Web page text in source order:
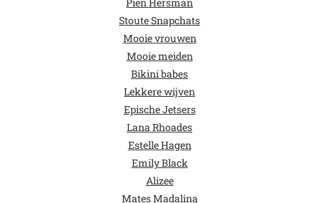
Stoute Snapchats
Mooie vrouwen
Mooie meiden
Bikini babes
Lekkere wijven
Epische Jetsers
Lana Rhoades
Estelle Hagen
Emily Black
Alizee
Mates Madalina